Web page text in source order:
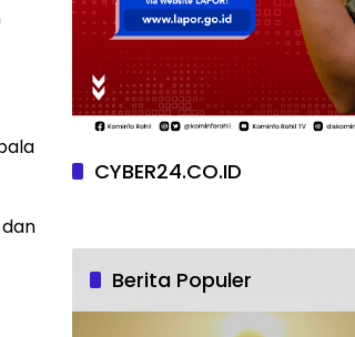
CYBER24.CO.ID
Berita Populer